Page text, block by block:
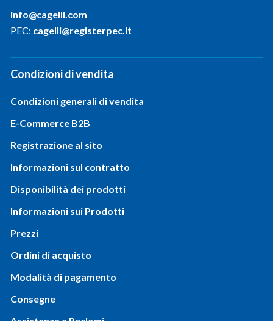
info@cagelli.com
PEC: cagelli@registerpec.it
Condizioni di vendita
Condizioni generali di vendita
E-Commerce B2B
Registrazione al sito
Informazioni sul contratto
Disponibilità dei prodotti
Informazioni sui Prodotti
Prezzi
Ordini di acquisto
Modalità di pagamento
Consegne